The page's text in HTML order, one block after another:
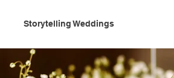
Storytelling Weddings